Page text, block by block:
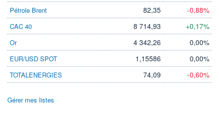
Pétrole Brent 82,35 -0,88%
CAC 40 8 714,93 +0,17%
Or 4 342,26 0,00%
EUR/USD SPOT 1,15586 0,00%
TOTALENERGIES 74,09 -0,60%
Gérer mes listes